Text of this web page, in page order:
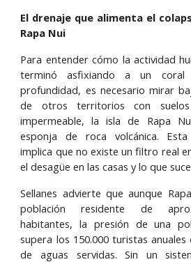
El drenaje que alimenta el
Rapa Nui
Para entender cómo la actividad
terminó asfixiando a un
profundidad, es necesario mirar
de otros territorios con
impermeable, la isla de Rapa
esponja de roca volcánica.
implica que no existe un filtro real
el desagüe en las casas y lo que
Sellanes advierte que aunque
población residente de
habitantes, la presión de una
supera los 150.000 turistas
de aguas servidas. Sin un